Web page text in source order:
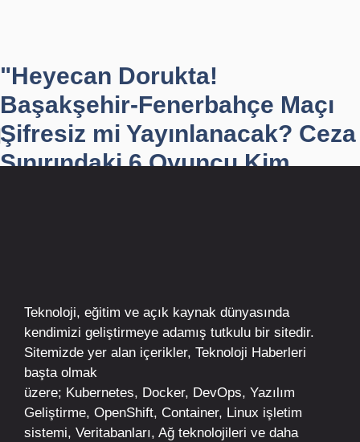
"Heyecan Dorukta!
Başakşehir-Fenerbahçe Maçı
Şifresiz mi Yayınlanacak? Ceza
Sınırındaki 6 Oyuncu Kim...
Teknoloji, eğitim ve açık kaynak dünyasında
kendimizi geliştirmeye adamış tutkulu bir sitedir.
Sitemizde yer alan içerikler, Teknoloji Haberleri
başta olmak
üzere; Kubernetes, Docker, DevOps, Yazılım
Geliştirme, OpenShift, Container, Linux işletim
sistemi, Veritabanları, Ağ teknolojileri ve daha